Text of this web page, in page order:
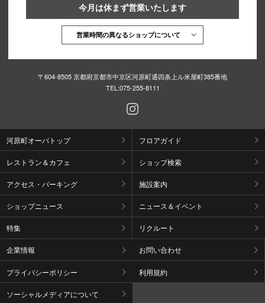
今月は休まず営業いたします
営業時間の異なるショップについて
〒604-8505 京都府京都市中京区河原町通四条上ル米屋町385番地
TEL:075-255-8111
河原町オーパトップ フロアガイド
レストラン＆カフェ ショップ検索
アクセス・パーキング 施設案内
ショップニュース ニュース＆イベント
特集 リクルート
企業情報 お問い合わせ
プライバシーポリシー 利用規約
ソーシャルメディアについて